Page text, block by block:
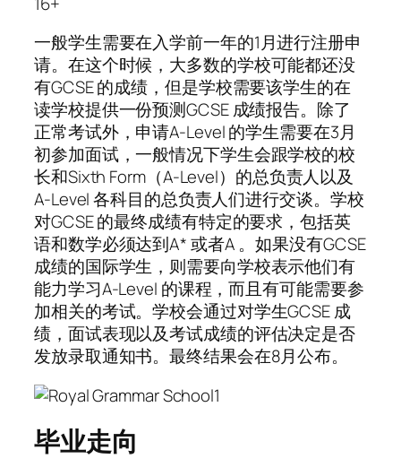
一般学生需要在入学前一年的1月进行注册申
请。在这个时候，大多数的学校可能都还没
有GCSE 的成绩，但是学校需要该学生的在
读学校提供一份预测GCSE 成绩报告。除了
正常考试外，申请A-Level 的学生需要在3月
初参加面试，一般情况下学生会跟学校的校
长和Sixth Form（A-Level）的总负责人以及
A-Level 各科目的总负责人们进行交谈。学校
对GCSE 的最终成绩有特定的要求，包括英
语和数学必须达到A* 或者A 。如果没有GCSE
成绩的国际学生，则需要向学校表示他们有
能力学习A-Level 的课程，而且有可能需要参
加相关的考试。学校会通过对学生GCSE 成
绩，面试表现以及考试成绩的评估决定是否
发放录取通知书。最终结果会在8月公布。
毕业走向